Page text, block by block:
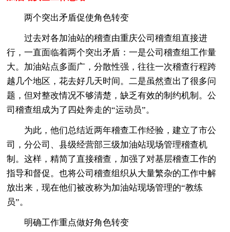
两个突出矛盾促使角色转变
过去对各加油站的稽查由重庆公司稽查组直接进
行，一直面临着两个突出矛盾：一是公司稽查组工作量
大。加油站点多面广，分散性强，往往一次稽查行程跨
越几个地区，花去好几天时间。二是虽然查出了很多问
题，但对整改情况不够清楚，缺乏有效的制约机制。公
司稽查组成为了四处奔走的“运动员”。
为此，他们总结近两年稽查工作经验，建立了市公
司，分公司、县级经营部三级加油站现场管理稽查机
制。这样，精简了直接稽查，加强了对基层稽查工作的
指导和督促。也将公司稽查组织从大量繁杂的工作中解
放出来，现在他们被改称为加油站现场管理的“教练
员”。
明确工作重点做好角色转变